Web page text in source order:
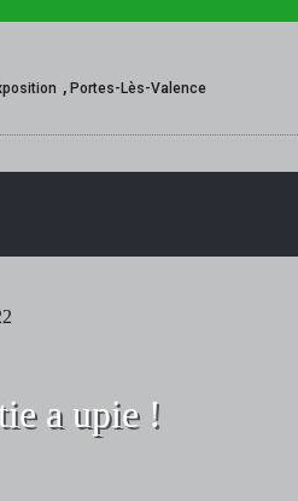
, Portes-Lès-Valence
a upie !